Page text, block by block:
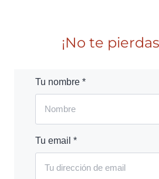
¡No te
Tu nombre *
Tu email *